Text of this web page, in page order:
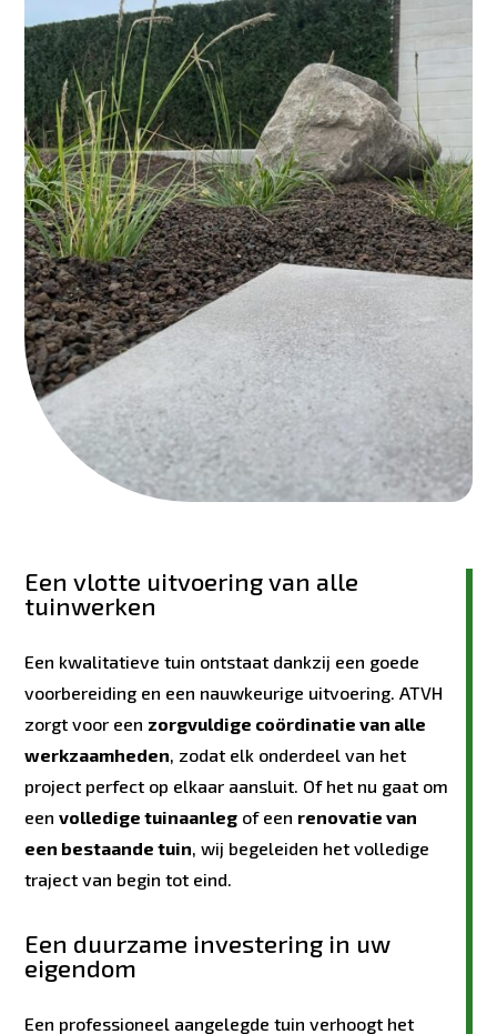
Een vlotte uitvoering van alle
tuinwerken
Een kwalitatieve tuin ontstaat dankzij een goede
voorbereiding en een nauwkeurige uitvoering. ATVH
zorgt voor een zorgvuldige coördinatie van alle
werkzaamheden, zodat elk onderdeel van het
project perfect op elkaar aansluit. Of het nu gaat om
eenvolledige tuinaanleg of een renovatie van
een bestaande tuin, wij begeleiden het volledige
traject van begin tot eind.
Een duurzame investering in uw
eigendom
Een professioneel aangelegde tuin verhoogt het